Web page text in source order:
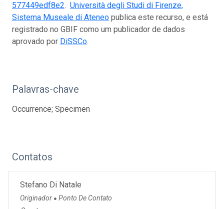
577449edf8e2. Università degli Studi di Firenze,
Sistema Museale di Ateneo publica este recurso, e está
registrado no GBIF como um publicador de dados
aprovado por DiSSCo.
Palavras-chave
Occurrence; Specimen
Contatos
Stefano Di Natale
Originador ● Ponto De Contato